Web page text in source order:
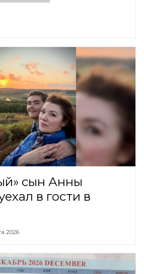
сын Анны
в гости в
2026